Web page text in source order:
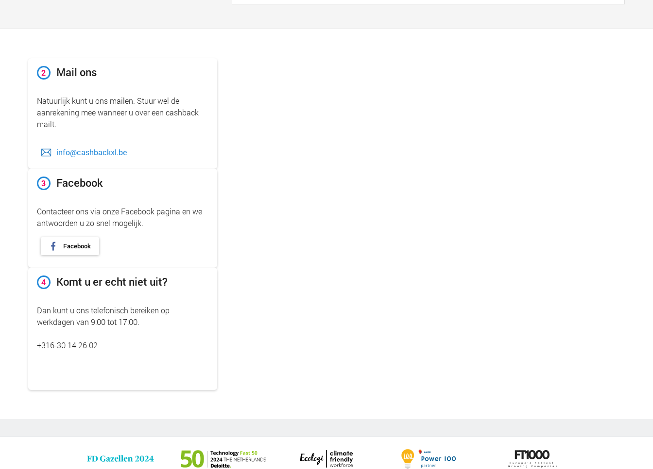
2 Mail ons
Natuurlijk kunt u ons mailen. Stuur wel de
aanrekening mee wanneer u over een cashback
mailt.
info@cashbackxl.be
3 Facebook
Contacteer ons via onze Facebook pagina en we
antwoorden u zo snel mogelijk.
Facebook
4 Komt u er echt niet uit?
Dan kunt u ons telefonisch bereiken op
werkdagen van 9:00 tot 17:00.
+316-30 14 26 02